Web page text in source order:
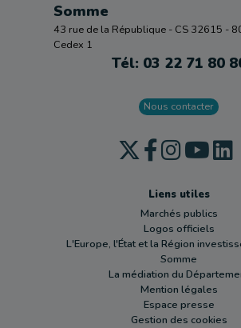
Somme
43 rue de la République - CS 32615 -
Cedex 1
Tél: 03 22 71 80
Nous contacter
Liens utiles
Marchés publics
Logos officiels
L'Europe, l'État et la Région
Somme
La médiation du
Mention légales
Espace presse
Gestion des cookies